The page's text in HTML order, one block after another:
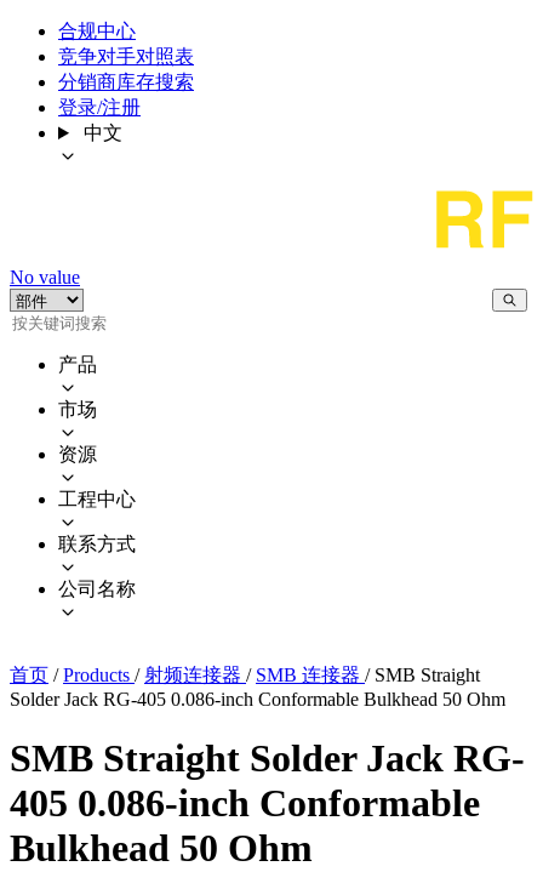
合规中心
竞争对手对照表
分销商库存搜索
登录/注册
中文
No value
产品
市场
资源
工程中心
联系方式
公司名称
首页 / Products / 射频连接器 / SMB 连接器 / SMB Straight
Solder Jack RG-405 0.086-inch Conformable Bulkhead 50 Ohm
SMB Straight Solder Jack RG-
405 0.086-inch Conformable
Bulkhead 50 Ohm